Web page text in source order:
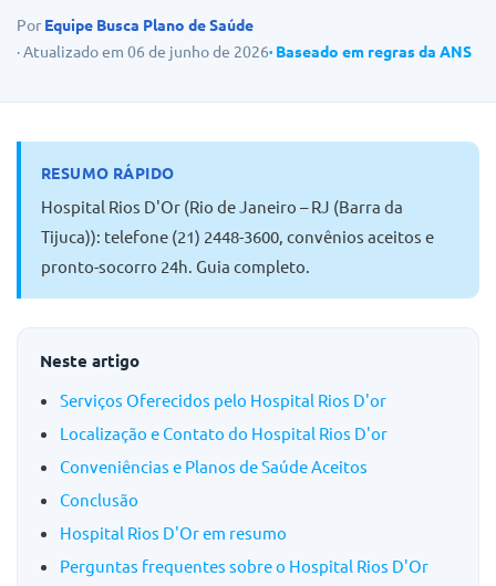
Por Equipe Busca Plano de Saúde
· Atualizado em 06 de junho de 2026· Baseado em regras da ANS
RESUMO RÁPIDO
Hospital Rios D'Or (Rio de Janeiro – RJ (Barra da
Tijuca)): telefone (21) 2448-3600, convênios aceitos e
pronto-socorro 24h. Guia completo.
Neste artigo
Serviços Oferecidos pelo Hospital Rios D'or
Localização e Contato do Hospital Rios D'or
Conveniências e Planos de Saúde Aceitos
Conclusão
Hospital Rios D'Or em resumo
Perguntas frequentes sobre o Hospital Rios D'Or